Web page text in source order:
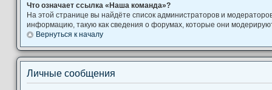
Что означает ссылка «Наша команда»?
На этой странице вы найдёте список администраторов и
информацию, такую как сведения о форумах, которые они
Вернуться к началу
Личные сообщения